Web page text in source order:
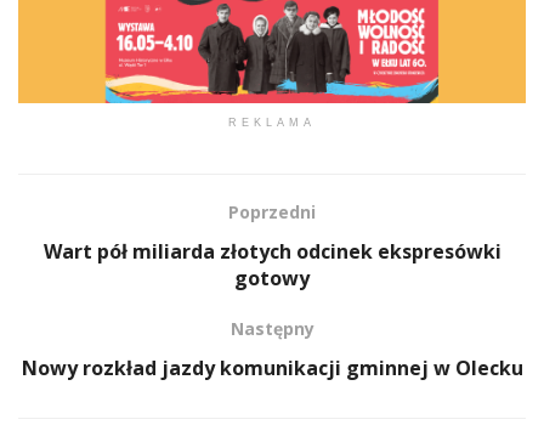
REKLAMA
Poprzedni
Wart pół miliarda złotych odcinek ekspresówki
gotowy
Następny
Nowy rozkład jazdy komunikacji gminnej w Olecku